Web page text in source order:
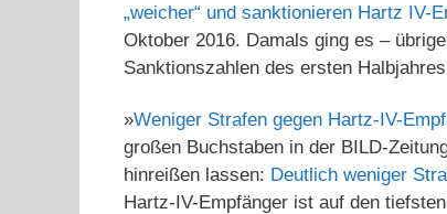
„weicher“ und sanktionieren Hartz
Oktober 2016. Damals ging es –
Sanktionszahlen des ersten
»Weniger Strafen gegen Hartz-IV-
großen Buchstaben in der BILD-
hinreißen lassen: Deutlich weniger
Hartz-IV-Empfänger ist auf den